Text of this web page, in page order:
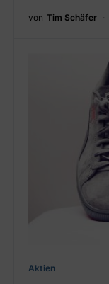
von Tim Schäfer
Aktien